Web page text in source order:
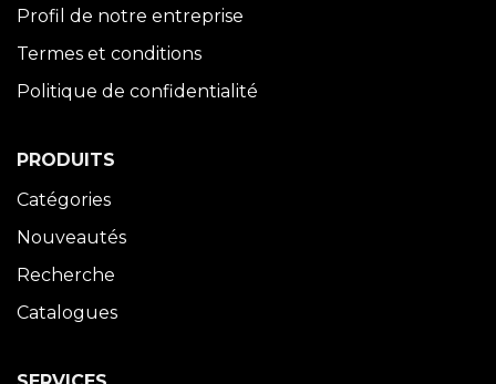
Profil de notre entreprise
Termes et conditions
Politique de confidentialité
PRODUITS
Catégories
Nouveautés
Recherche
Catalogues